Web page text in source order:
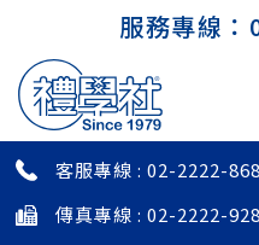
服務專線：
中央研究院 生物
長實驗室
客服專線 : 02-2222-
傳真專線 : 02-2222-